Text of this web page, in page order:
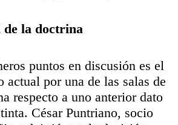
de la doctrina
puntos en discusión es el
actual por una de las salas de
respecto a uno anterior dato
César Puntriano, socio